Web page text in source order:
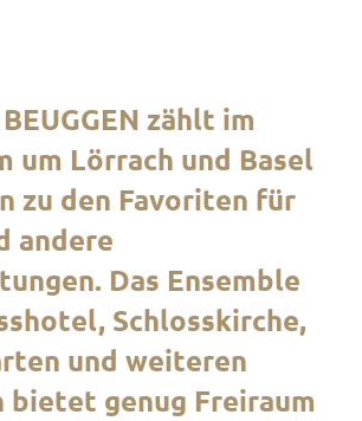
BEUGGEN zählt im
um Lörrach und Basel
zu den Favoriten für
andere
Das Ensemble
Schlosskirche,
und weiteren
bietet genug Freiraum